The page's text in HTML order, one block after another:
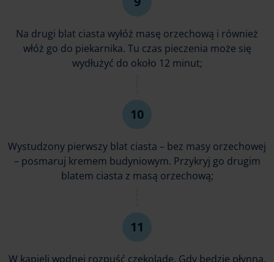
Na drugi blat ciasta wyłóż masę orzechową i również
włóż go do piekarnika. Tu czas pieczenia może się
wydłużyć do około 12 minut;
Wystudzony pierwszy blat ciasta – bez masy orzechowej
– posmaruj kremem budyniowym. Przykryj go drugim
blatem ciasta z masą orzechową;
W kąpieli wodnej rozpuść czekoladę. Gdy będzie płynna,